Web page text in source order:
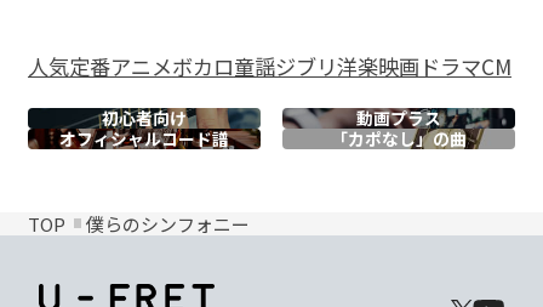
人気定番アニメボカロ童謡ジブリ洋楽映画ドラマCM
初心者向け
動画プラス
オフィシャルコード譜 「カポなし」の曲
TOP 僕らのシンフォニー